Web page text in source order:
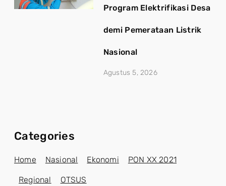
Program Elektrifikasi Desa
demi Pemerataan Listrik
Nasional
Agustus 5, 2026
Categories
Home Nasional Ekonomi PON XX 2021
Regional OTSUS